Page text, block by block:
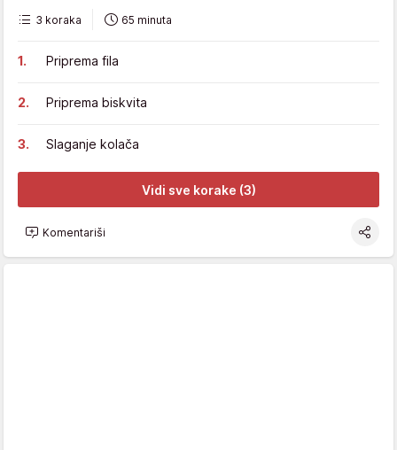
3 koraka 65 minuta
Priprema fila
Priprema biskvita
Slaganje kolača
Vidi sve korake (3)
Komentariši